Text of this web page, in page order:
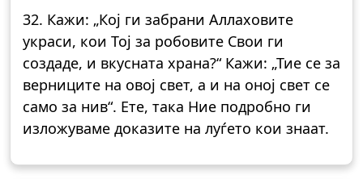
32. Кажи: „Кој ги забрани Аллаховите
украси, кои Тој за робовите Свои ги
создаде, и вкусната храна?“ Кажи: „Тие се за
верниците на овој свет, а и на оној свет се
само за нив“. Ете, така Ние подробно ги
изложуваме доказите на луѓето кои знаат.